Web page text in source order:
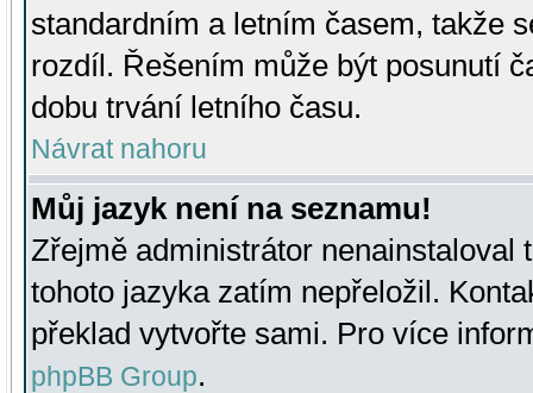
standardním a letním časem, takže
rozdíl. Řešením může být posunutí
dobu trvání letního času.
Návrat nahoru
Můj jazyk není na seznamu!
Zřejmě administrátor nenainstaloval
tohoto jazyka zatím nepřeložil.
překlad vytvořte sami. Pro více
phpBB Group.